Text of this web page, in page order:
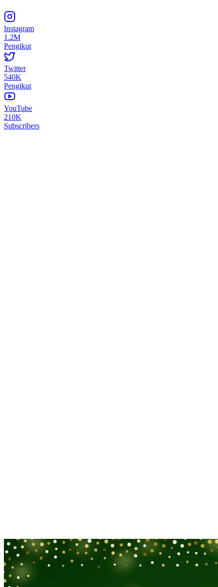
Instagram
1.2M
Pengikut
Twitter
540K
Pengikut
YouTube
210K
Subscribers